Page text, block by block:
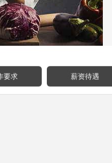
要求 薪资待遇
￥1800-2200欧元/月
甜点厨师
￥月薪2100欧元
兰-按摩师
中餐厨师